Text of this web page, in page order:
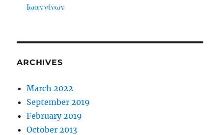
Ιωαννίνων
ARCHIVES
March 2022
September 2019
February 2019
October 2013